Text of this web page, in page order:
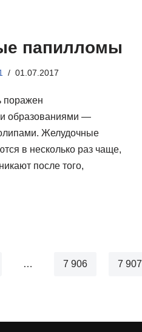
папилломы
01.07.2017
поражен
образованиями —
Желудочные
в несколько раз чаще,
после того,
… 7 906 7 907